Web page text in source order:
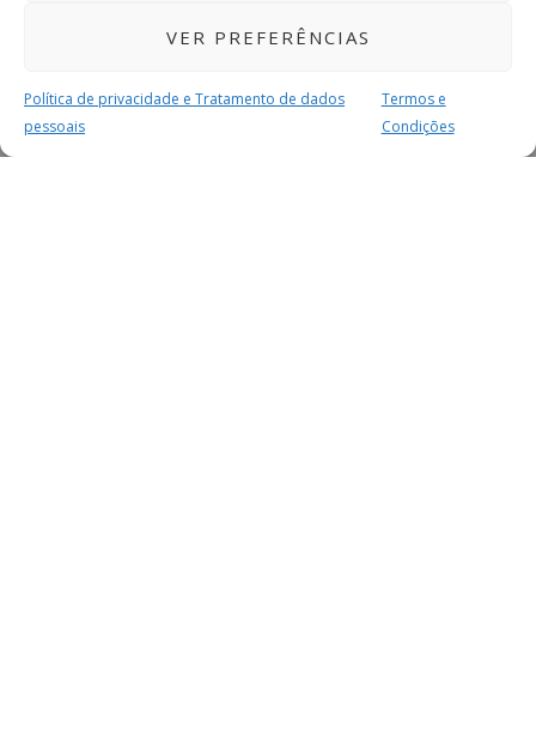
VER PREFERÊNCIAS
Política de privacidade e Tratamento de dados
pessoais
Termos e
Condições